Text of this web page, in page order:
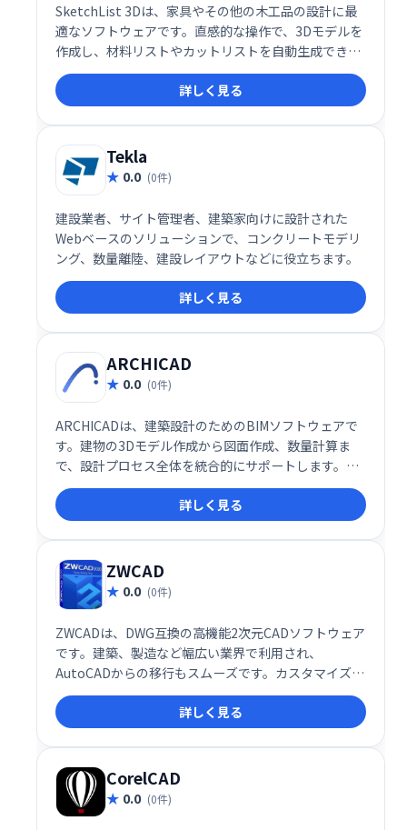
SketchList 3Dは、家具やその他の木工品の設計に最
適なソフトウェアです。直感的な操作で、3Dモデルを
作成し、材料リストやカットリストを自動生成できま
す。複雑な設計も容易に作成でき、正確な見積もりと
効率的な製作を支援します。初心者からプロまで幅広
く活用できる、強力で使いやすい設計ツールです。
詳しく見る
Tekla
0.0 (0件)
建設業者、サイト管理者、建築家向けに設計された
Webベースのソリューションで、コンクリートモデリ
ング、数量離陸、建設レイアウトなどに役立ちます。
詳しく見る
ARCHICAD
0.0 (0件)
ARCHICADは、建築設計のためのBIMソフトウェアで
す。建物の3Dモデル作成から図面作成、数量計算ま
で、設計プロセス全体を統合的にサポートします。高
度な機能と直感的な操作性で、効率的な設計ワークフ
ローを実現し、高品質な設計成果物の作成を支援しま
す。
詳しく見る
ZWCAD
0.0 (0件)
ZWCADは、DWG互換の高機能2次元CADソフトウェア
です。建築、製造など幅広い業界で利用され、
AutoCADからの移行もスムーズです。カスタマイズ可
能な機能で、業務効率の向上を支援します。世界90カ
国で90万人を超えるユーザーに選ばれ、高いコストパ
フォーマンスを実現。15言語に対応し、グローバルな
ニーズにも対応可能です。
詳しく見る
CorelCAD
0.0 (0件)